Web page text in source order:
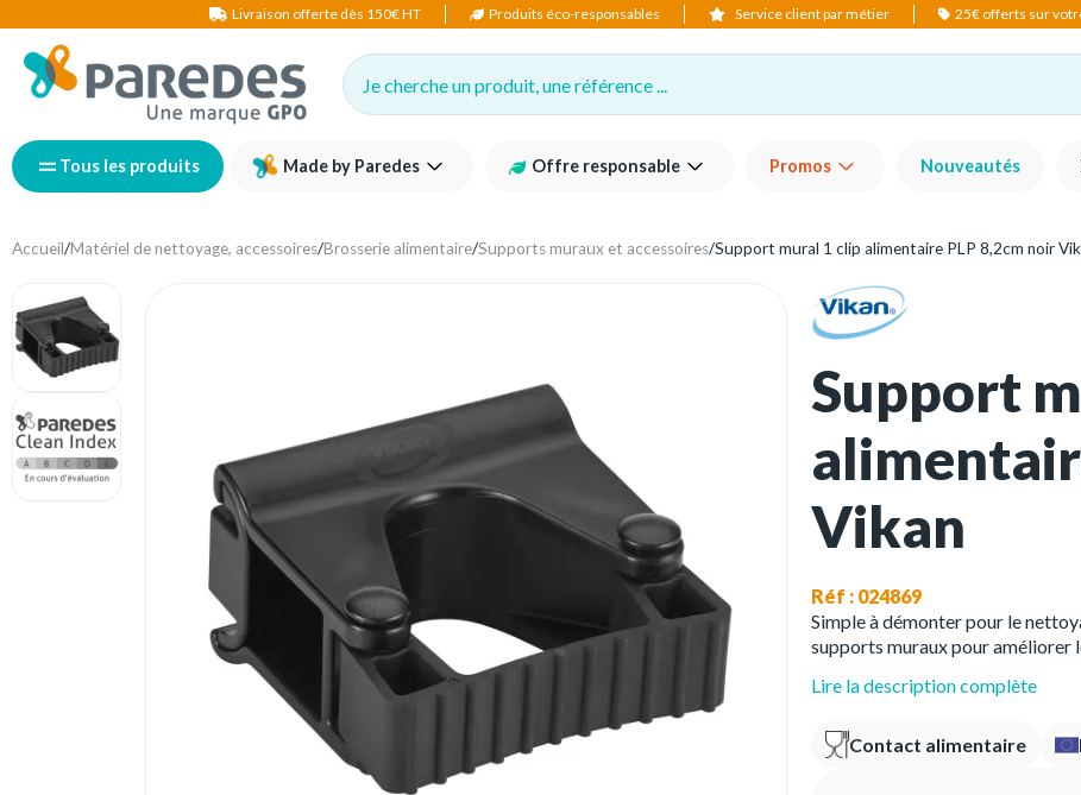
Livraison offerte dès 150€ HT Produits éco-responsables Service client par métier 25€ offerts sur
Je cherche un produit, une référence ...
Tous les produits Made by Paredes Offre responsable Promos Nouveautés
Accueil/Matériel de nettoyage, accessoires/Brosserie alimentaire/Supports muraux et accessoires/Support mural 1 clip alimentaire PLP 8,2cm noir
Support
Vikan
Réf : 024869
Simple à démonter pour le
supports muraux pour améliorer
Lire la description complète
Contact alimentaire